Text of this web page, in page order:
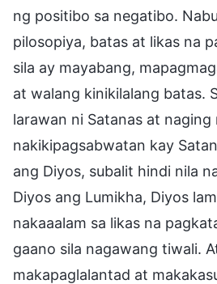
ng positibo sa negatibo.
pilosopiya, batas at likas na
sila ay mayabang,
at walang kinikilalang batas.
larawan ni Satanas at naging
nakikipagsabwatan kay
ang Diyos, subalit hindi nila
Diyos ang Lumikha, Diyos
nakaaalam sa likas na
gaano sila nagawang tiwali.
makapaglalantad at